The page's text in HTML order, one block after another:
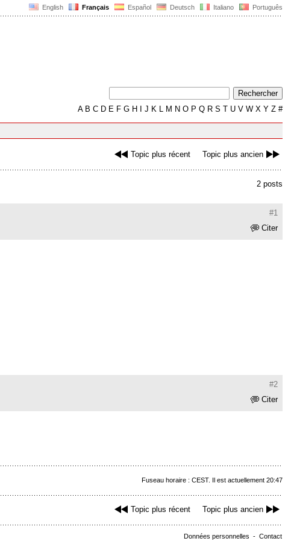
English Français Español Deutsch Italiano Português
AB C D E F G H J K L M N O P Q R S T U V W X Y Z #
Topic plus récent Topic plus ancien
2 posts
#1
Citer
#2
Citer
Fuseau horaire : CEST. Il est actuellement 20:47
Topic plus récent Topic plus ancien
Données personnelles - Contact